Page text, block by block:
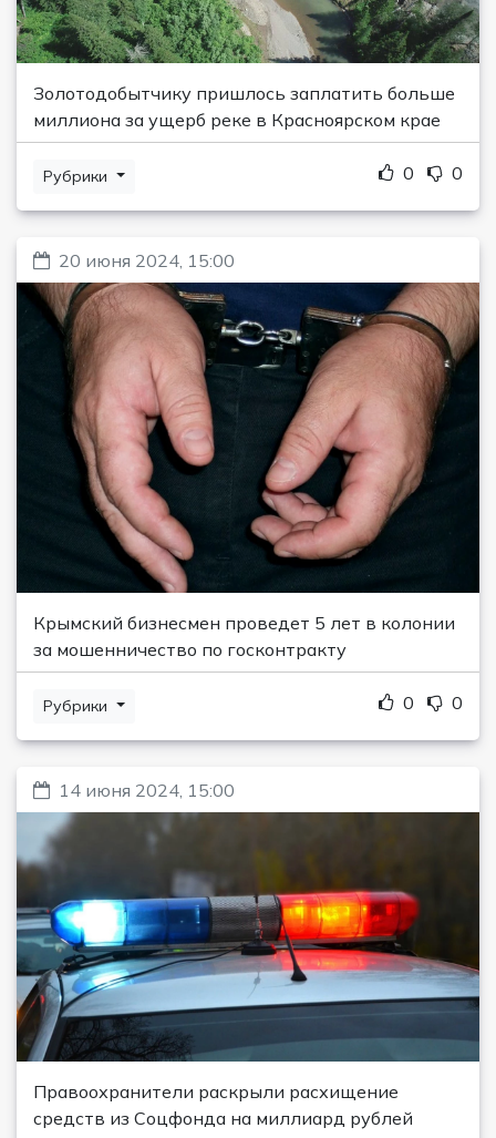
Золотодобытчику пришлось заплатить больше
миллиона за ущерб реке в Красноярском крае
Рубрики 0 0
20 июня 2024, 15:00
Крымский бизнесмен проведет 5 лет в колонии
за мошенничество по госконтракту
Рубрики 0 0
14 июня 2024, 15:00
Правоохранители раскрыли расхищение
средств из Соцфонда на миллиард рублей